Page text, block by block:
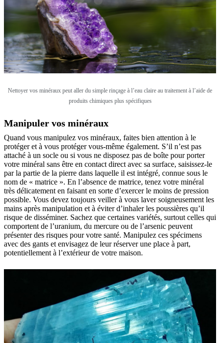
Nettoyer vos minéraux peut aller du simple rinçage à l’eau claire au traitement à l’aide de
produits chimiques plus spécifiques
Manipuler vos minéraux
Quand vous manipulez vos minéraux, faites bien attention à le
protéger et à vous protéger vous-même également. S’il n’est pas
attaché à un socle ou si vous ne disposez pas de boîte pour porter
votre minéral sans être en contact direct avec sa surface, saisissez-le
par la partie de la pierre dans laquelle il est intégré, connue sous le
nom de « matrice ». En l’absence de matrice, tenez votre minéral
très délicatement en faisant en sorte d’exercer le moins de pression
possible. Vous devez toujours veiller à vous laver soigneusement les
mains après manipulation et à éviter d’inhaler les poussières qu’il
risque de disséminer. Sachez que certaines variétés, surtout celles qui
comportent de l’uranium, du mercure ou de l’arsenic peuvent
présenter des risques pour votre santé. Manipulez ces spécimens
avec des gants et envisagez de leur réserver une place à part,
potentiellement à l’extérieur de votre maison.